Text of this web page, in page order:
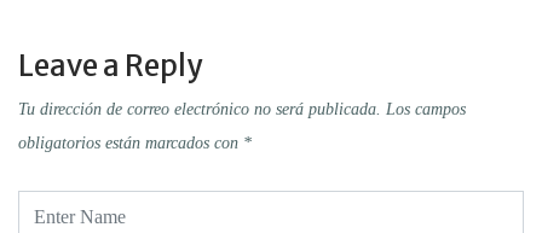
Leave a Reply
Tu dirección de correo electrónico no será publicada. Los campos
obligatorios están marcados con *